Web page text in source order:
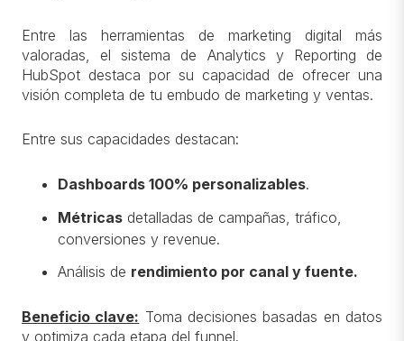
Entre las herramientas de marketing digital más
valoradas, el sistema de Analytics y Reporting de
HubSpot destaca por su capacidad de ofrecer una
visión completa de tu embudo de marketing y ventas.
Entre sus capacidades destacan:
Dashboards 100% personalizables.
Métricasdetalladas de campañas, tráfico,
conversiones y revenue.
Análisis de rendimiento por canal y fuente.
Beneficio clave: Toma decisiones basadas en datos
y optimiza cada etapa del funnel.